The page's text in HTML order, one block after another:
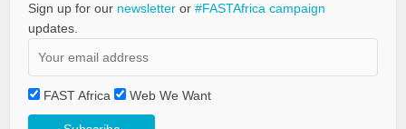
Sign up for our newsletter or#FASTAfrica campaign
updates.
FAST Africa Web We Want